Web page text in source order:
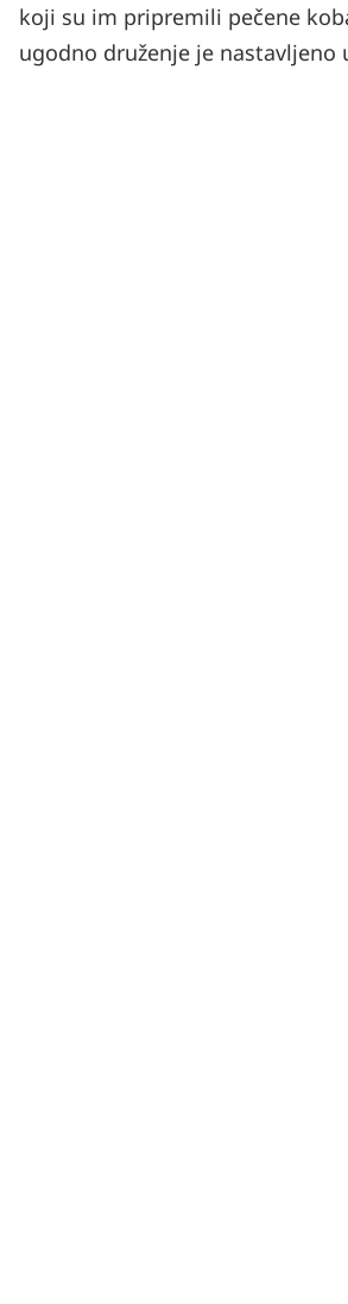
koji su im pripremili pečene
ugodno druženje je nastavljeno